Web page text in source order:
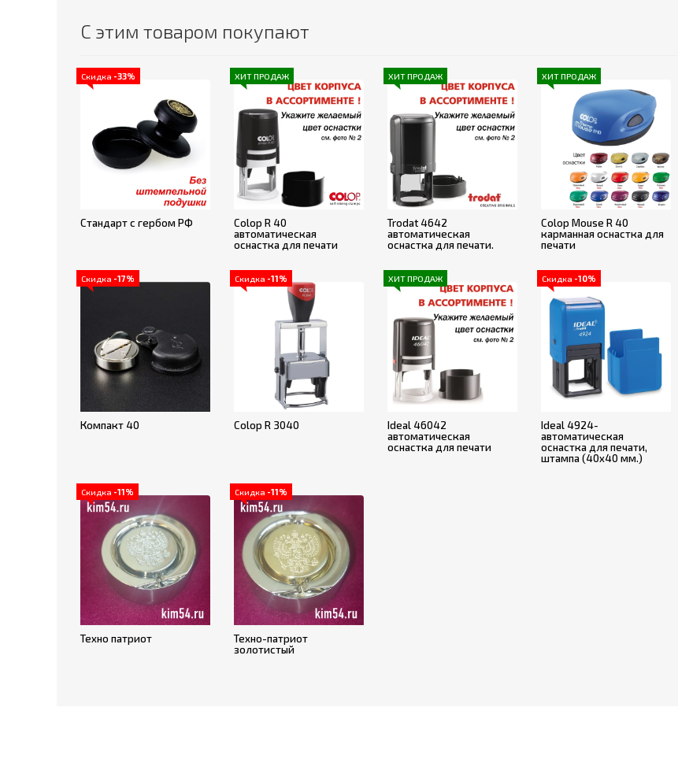
С этим товаром покупают
Скидка -33%
Стандарт с гербом РФ
ХИТ ПРОДАЖ
Colop R 40
автоматическая
оснастка для печати
ХИТ ПРОДАЖ
Trodat 4642
автоматическая
оснастка для печати.
ХИТ ПРОДАЖ
Colop Mouse R 40
карманная оснастка для
печати
Скидка -17%
Компакт 40
Скидка -11%
Colop R 3040
ХИТ ПРОДАЖ
Ideal 46042
автоматическая
оснастка для печати
Скидка -10%
Ideal 4924-
автоматическая
оснастка для печати,
штампа (40x40 мм.)
Скидка -11%
Техно патриот
Скидка -11%
Техно-патриот
золотистый